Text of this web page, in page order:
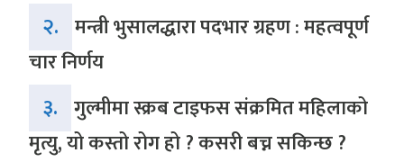
२. मन्त्री भुसालद्धारा पदभार ग्रहण : महत्वपूर्ण
चार निर्णय
३. गुल्मीमा स्क्रब टाइफस संक्रमित महिलाको
मृत्यु, यो कस्तो रोग हो ? कसरी बच्न सकिन्छ ?